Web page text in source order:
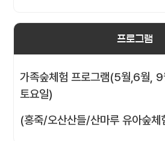
프로그램
가족숲체험 프로그램(5월,6월,
토요일)
(홍죽/오산산들/산마루 유아숲